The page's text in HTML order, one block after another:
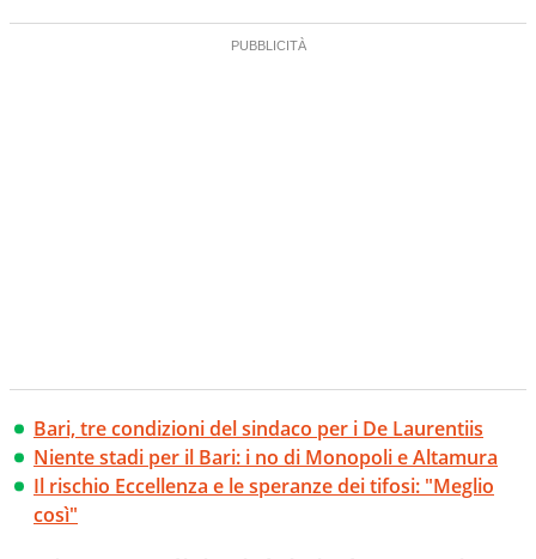
Bari, tre condizioni del sindaco per i De Laurentiis
Niente stadi per il Bari: i no di Monopoli e Altamura
Il rischio Eccellenza e le speranze dei tifosi: "Meglio
così"